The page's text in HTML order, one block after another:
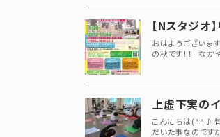
【Nスタジオ
おはようございま
の秋です！！ なか
上虚下実の
こんにちは(^^♪ 皆
だいた事なのです